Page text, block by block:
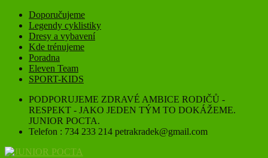
Doporučujeme
Legendy cyklistiky
Dresy a vybavení
Kde trénujeme
Poradna
Eleven Team
SPORT-KIDS
PODPORUJEME ZDRAVÉ AMBICE RODIČŮ -
RESPEKT - JAKO JEDEN TÝM TO DOKÁŽEME.
JUNIOR POCTA.
Telefon : 734 233 214 petrakradek@gmail.com